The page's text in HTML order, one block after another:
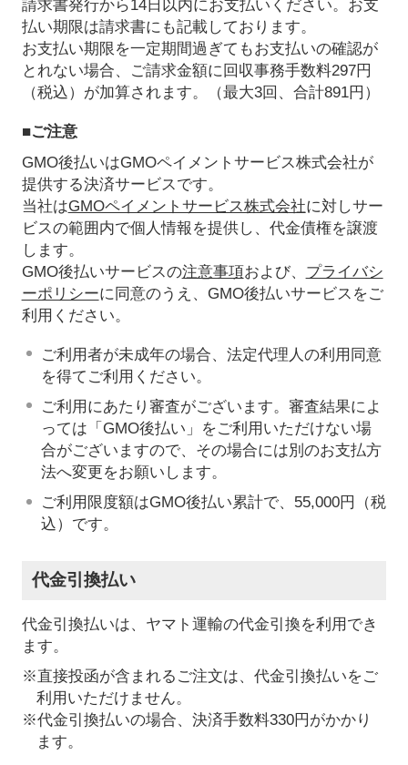
請求書発行から14日以内にお支払いください。お支
払い期限は請求書にも記載しております。
お支払い期限を一定期間過ぎてもお支払いの確認が
とれない場合、ご請求金額に回収事務手数料297円
（税込）が加算されます。（最大3回、合計891円）
■ご注意
GMO後払いはGMOペイメントサービス株式会社が
提供する決済サービスです。
当社はGMOペイメントサービス株式会社に対しサー
ビスの範囲内で個人情報を提供し、代金債権を譲渡
します。
GMO後払いサービスの注意事項および、 プライバシ
ーポリシーに同意のうえ、GMO後払いサービスをご
利用ください。
ご利用者が未成年の場合、法定代理人の利用同意
を得てご利用ください。
ご利用にあたり審査がございます。審査結果によ
っては「GMO後払い」をご利用いただけない場
合がございますので、その場合には別のお支払方
法へ変更をお願いします。
ご利用限度額はGMO後払い累計で、55,000円（税
込）です。
代金引換払い
代金引換払いは、ヤマト運輸の代金引換を利用でき
ます。
※直接投函が含まれるご注文は、代金引換払いをご
利用いただけません。
※代金引換払いの場合、決済手数料330円がかかり
ます。